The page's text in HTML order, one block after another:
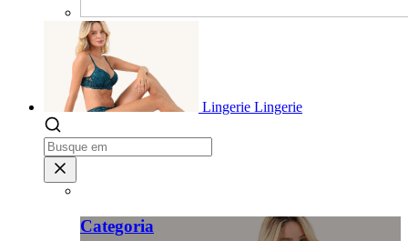
Lingerie Lingerie
Categoria